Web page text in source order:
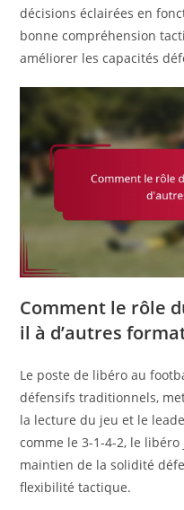
décisions éclairées en
bonne compréhension
améliorer les capacités
Comment le rôle
il à d’autres
Le poste de libéro au
défensifs traditionnels,
la lecture du jeu et le
comme le 3-1-4-2, le
maintien de la solidité
flexibilité tactique.